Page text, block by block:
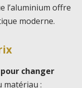
l’aluminium offre
moderne.
changer
matériau :